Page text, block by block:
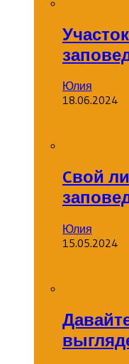
Юлия
18.06.2024
Cвой
Юлия
15.05.2024